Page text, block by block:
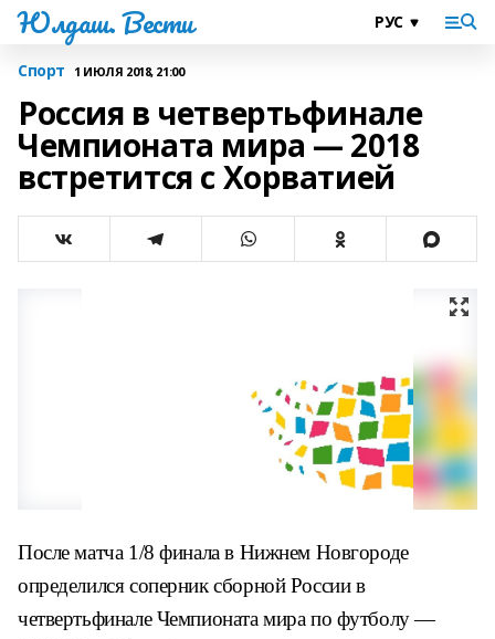
Юлдаш. Вести
Спорт 1 ИЮЛЯ 2018, 21:00
Россия в четвертьфинале
Чемпионата мира — 2018
встретится с Хорватией
После матча 1/8 финала в Нижнем Новгороде
определился соперник сборной России в
четвертьфинале Чемпионата мира по футболу —